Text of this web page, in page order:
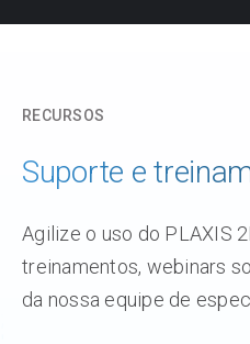
RECURSOS
Suporte e
Agilize o uso do PLAXIS
treinamentos, webinars
da nossa equipe de